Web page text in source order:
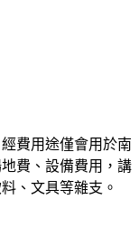
費用途僅會用於南
費、設備費用，講
、文具等雜支。